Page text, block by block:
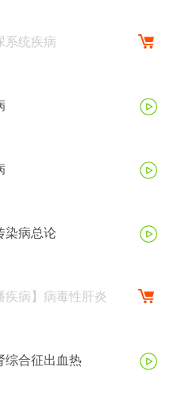
系统疾病
染病总论
疾病】病毒性肝炎
综合征出血热